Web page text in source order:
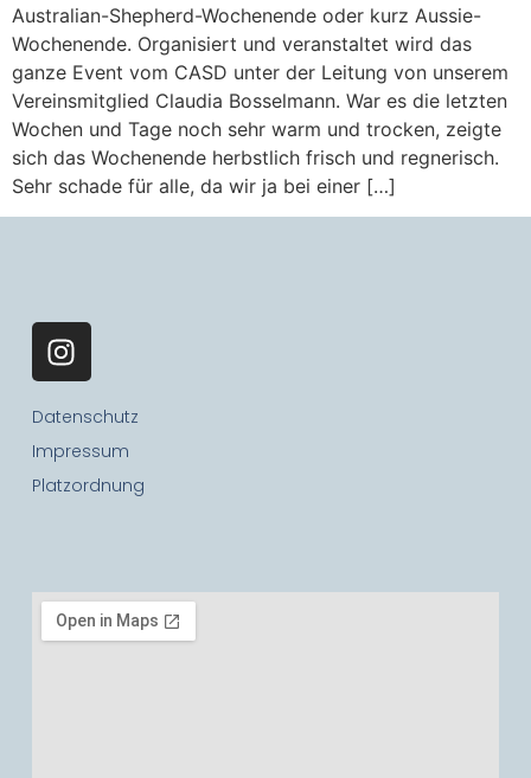
Australian-Shepherd-Wochenende oder kurz Aussie-
Wochenende. Organisiert und veranstaltet wird das
ganze Event vom CASD unter der Leitung von unserem
Vereinsmitglied Claudia Bosselmann. War es die letzten
Wochen und Tage noch sehr warm und trocken, zeigte
sich das Wochenende herbstlich frisch und regnerisch.
Sehr schade für alle, da wir ja bei einer […]
Datenschutz
Impressum
Platzordnung